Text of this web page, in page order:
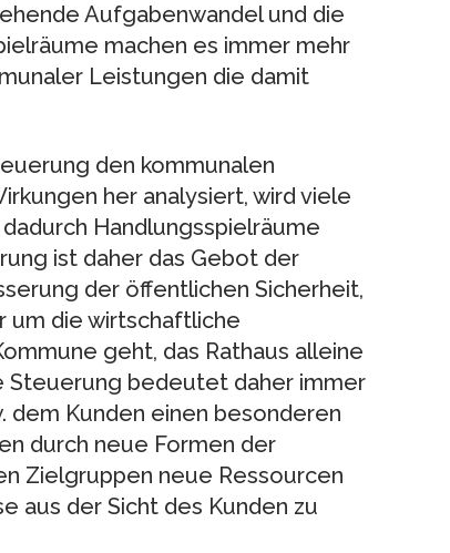
Aufgabenwandel und die
machen es immer mehr
Leistungen die damit
den kommunalen
her analysiert, wird viele
Handlungsspielräume
ist daher das Gebot der
der öffentlichen Sicherheit,
um die wirtschaftliche
geht, das Rathaus alleine
Steuerung bedeutet daher immer
dem Kunden einen besonderen
durch neue Formen der
Zielgruppen neue Ressourcen
aus der Sicht des Kunden zu